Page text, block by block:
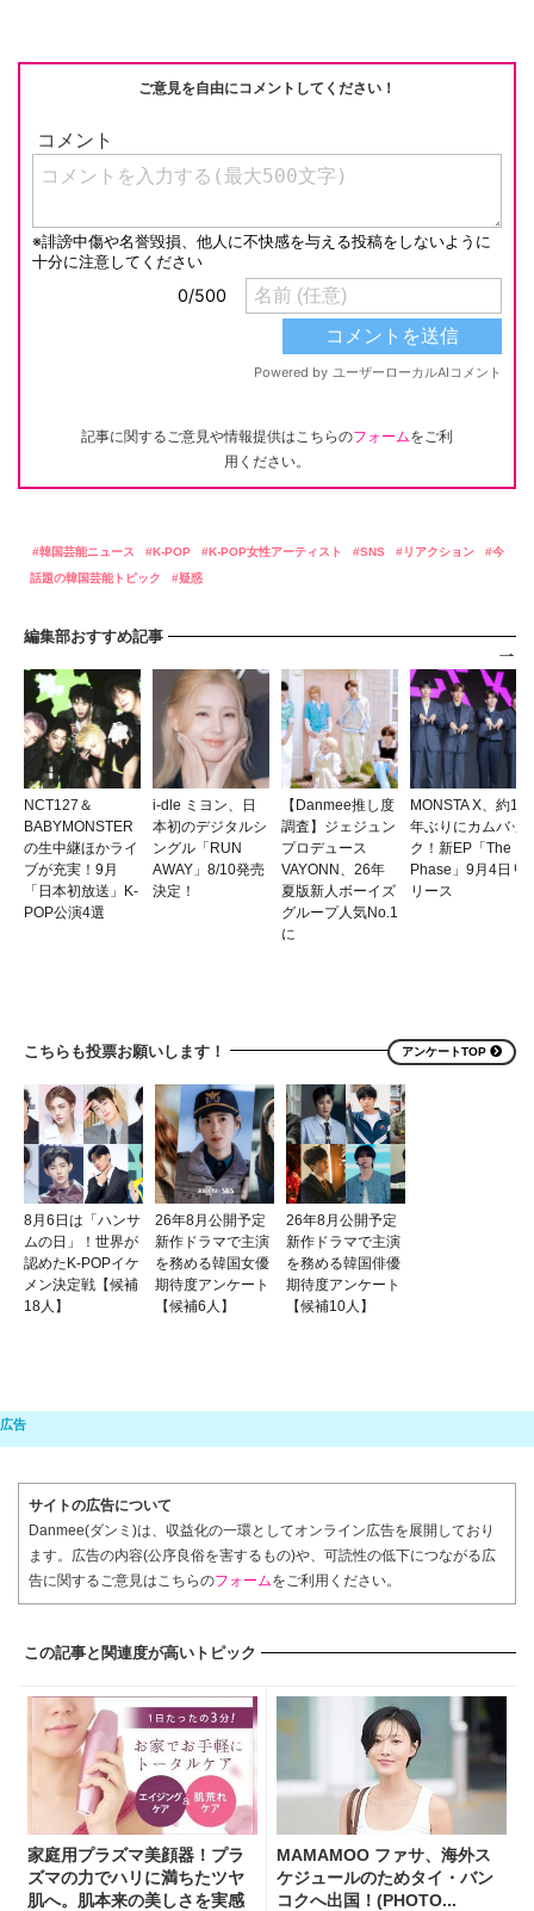
k
ご意見を自由にコメントしてください！
記事に関するご意見や情報提供はこちらのフォームをご利
用ください。
韓国芸能ニュース K-POP K-POP女性アーティスト SNS リアクション
今
話題の韓国芸能トピック
疑惑
編集部おすすめ記事
NCT127＆
BABYMONSTER
の生中継ほかライ
ブが充実！9月
「日本初放送」K-
POP公演4選
i-dle ミヨン、日
本初のデジタルシ
ングル「RUN
AWAY」8/10発売
決定！
【Danmee推し度
調査】ジェジュン
プロデュース
VAYONN、26年
夏版新人ボーイズ
グループ人気No.1
に
MONSTA X、約1
年ぶりにカムバッ
ク！新EP「The
Phase」9月4日リ
リース
こちらも投票お願いします！ アンケートTOP
8月6日は「ハンサ
ムの日」！世界が
認めたK-POPイケ
メン決定戦【候補
18人】
26年8月公開予定
新作ドラマで主演
を務める韓国女優
期待度アンケート
【候補6人】
26年8月公開予定
新作ドラマで主演
を務める韓国俳優
期待度アンケート
【候補10人】
サイトの広告について
Danmee(ダンミ)は、収益化の一環としてオンライン広告を展開しており
ます。広告の内容(公序良俗を害するもの)や、可読性の低下につながる広
告に関するご意見はこちらのフォームをご利用ください。
この記事と関連度が高いトピック
家庭用プラズマ美顔器！プラ
ズマの力でハリに満ちたツヤ
肌へ。肌本来の美しさを実感
MAMAMOO ファサ、海外ス
ケジュールのためタイ・バン
コクへ出国！(PHOTO...